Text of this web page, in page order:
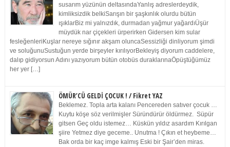
susarım yüzünün deltasındaYanlış adreslerdeydik,
kimliksizdik belkiSarışın bir şaşkınlık olurdu bütün
ışıklarBiz mi yalnızdık, durmadan yağmur yağardıÜşür
müydük nar çiçekleri ürperirken Gidersen kim sular
fesleğenleriKuşlar nereye sığınır akşam oluncaSessizliği dinliyorum şimdi
ve soluğunuSustuğun yerde birşeyler kırılıyorBekleyiş diyorum caddelere,
dalıp gidiyorsun Adını yazıyorum bütün otobüs duraklarınaÖpüştüğümüz
her yer […]
ÖMÜR’CÜ GELDİ ÇOCUK ! / Fikret YAZ
Beklemez. Topla arta kalanı Pencereden satıver çocuk …
Kuytu köşe söz verilmişler Süründürür öldürmez. Süpür
gitsen Geç oldu istemez… Küskün yıldız asardım Kırılgan
şiire Yetmez diye geceme.. Unutma ! Çıkın et heybeme…
Bak orda bir kaç imge kalmış Eski bir Şair’den miras.